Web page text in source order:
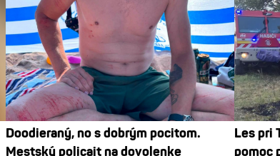
Doodieraný, no s dobrým pocitom.
Mestský policajt na dovolenke
Les pri
pomoc